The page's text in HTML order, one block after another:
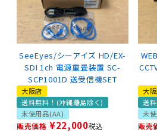
SeeEyes/シーアイズ HD/EX-
SDI 1ch 電源重畳装置 SC-
SCP1001D 送受信機SET
大阪店
送料無料！(沖縄離島除く)
未使用品(AA)
販売価格 ¥22,000税込
大
送
未
販売